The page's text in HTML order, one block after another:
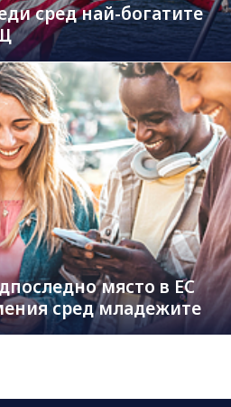
сред най-богатите
място в ЕС
сред младежите